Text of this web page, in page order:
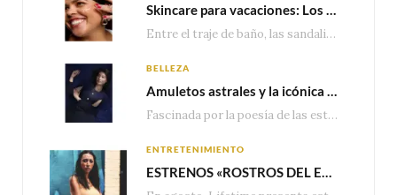
Skincare para vacaciones: Los do’s and dont’s para cuidar tu piel
Entre el traje de baño, las sandalias, los lentes de sol y los looks que…
BELLEZA
Amuletos astrales y la icónica colección Zodiaque de Van Cleef & Arpels
Fascinada por la poesía de las estrellas, la Maison Van Cleef & Arpels celebra la llegada de las…
ENTRETENIMIENTO
ESTRENOS «ROSTROS DEL ENGAÑO», ESPECIAL DE LIFETIME MOVIES DONDE NADA NI NADIE ES LO QUE PARECE